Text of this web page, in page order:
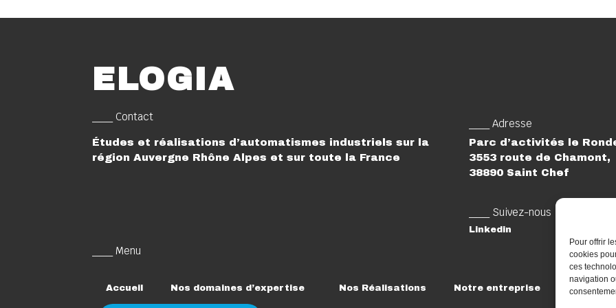
Pour offrir
cookies
ces
navigation
ELOGIA
___ Contact
Études et réalisations d’automatismes industriels sur la
région Auvergne Rhône Alpes et sur toute la France
___ Adresse
Parc d’activités le
3553 route de Chamont,
38890 Saint Chef
___ Suivez-nous
Linkedin
___ Menu
Accueil Nos domaines d’expertise Nos Réalisations Notre entreprise